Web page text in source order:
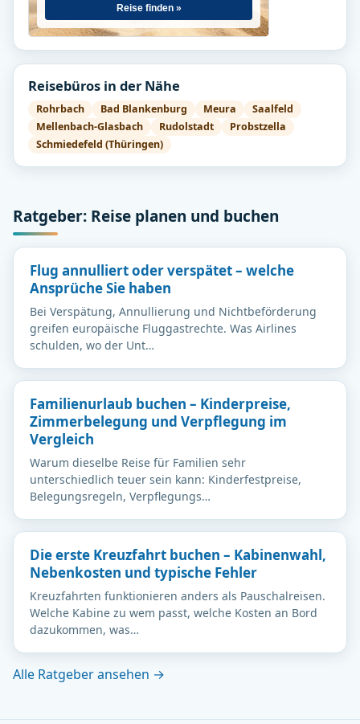
Reise finden »
Reisebüros in der Nähe
Rohrbach Bad Blankenburg Meura
Saalfeld
Mellenbach-Glasbach
Rudolstadt
Probstzella
Schmiedefeld (Thüringen)
Ratgeber: Reise planen und buchen
Flug annulliert oder verspätet – welche
Ansprüche Sie haben
Bei Verspätung, Annullierung und Nichtbeförderung
greifen europäische Fluggastrechte. Was Airlines
schulden, wo der Unt…
Familienurlaub buchen – Kinderpreise,
Zimmerbelegung und Verpflegung im
Vergleich
Warum dieselbe Reise für Familien sehr
unterschiedlich teuer sein kann: Kinderfestpreise,
Belegungsregeln, Verpflegungs…
Die erste Kreuzfahrt buchen – Kabinenwahl,
Nebenkosten und typische Fehler
Kreuzfahrten funktionieren anders als Pauschalreisen.
Welche Kabine zu wem passt, welche Kosten an Bord
dazukommen, was…
Alle Ratgeber ansehen →